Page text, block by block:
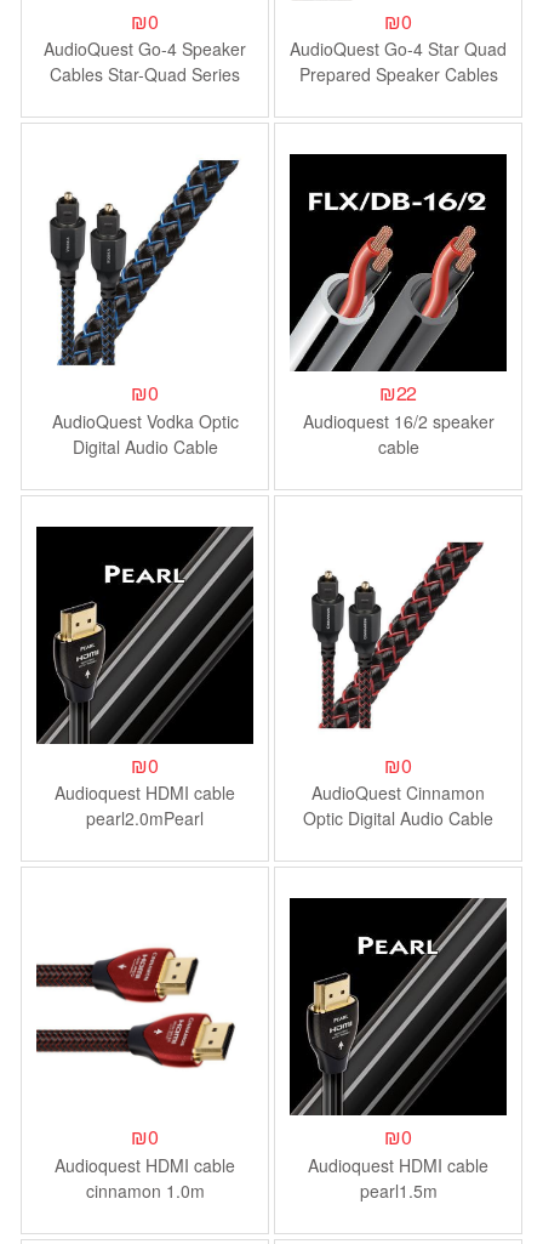
₪0
AudioQuest Go-4 Star Quad
Prepared Speaker Cables
₪0
AudioQuest Go-4 Speaker
Cables Star-Quad Series
₪22
Audioquest 16/2 speaker
cable
₪0
AudioQuest Vodka Optic
Digital Audio Cable
₪0
AudioQuest Cinnamon
Optic Digital Audio Cable
₪0
Audioquest HDMI cable
pearl2.0mPearl
₪0
Audioquest HDMI cable
pearl1.5m
₪0
Audioquest HDMI cable
cinnamon 1.0m